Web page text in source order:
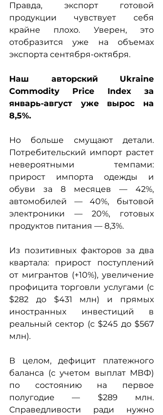
Правда, экспорт готовой
продукции чувствует себя
крайне плохо. Уверен, это
отобразится уже на объемах
экспорта сентября-октября.
Наш авторский Ukraine
Commodity Price Index за
январь-август уже вырос на
8,5%.
Но больше смущают детали.
Потребительский импорт растет
невероятными темпами:
прирост импорта одежды и
обуви за 8 месяцев — 42%,
автомобилей — 40%, бытовой
электроники — 20%, готовых
продуктов питания — 8,3%.
Из позитивных факторов за два
квартала: прирост поступлений
от мигрантов (+10%), увеличение
профицита торговли услугами (с
$282 до $431 млн) и прямых
иностранных инвестиций в
реальный сектор (с $245 до $567
млн).
В целом, дефицит платежного
баланса (с учетом выплат МВФ)
по состоянию на первое
полугодие — $289 млн.
Справедливости ради нужно